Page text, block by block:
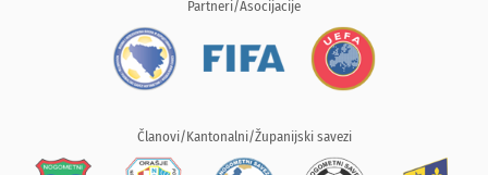
Partneri/Asocijacije
Članovi/Kantonalni/Županijski savezi